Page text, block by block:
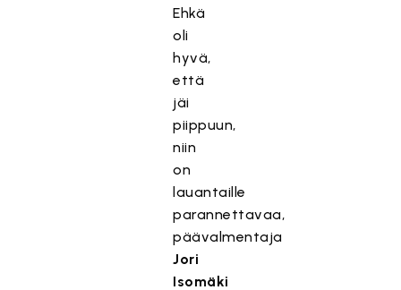
Ehkä
oli
hyvä,
että
jäi
piippuun,
niin
on
lauantaille
parannettavaa,
päävalmentaja
Jori
Isomäki